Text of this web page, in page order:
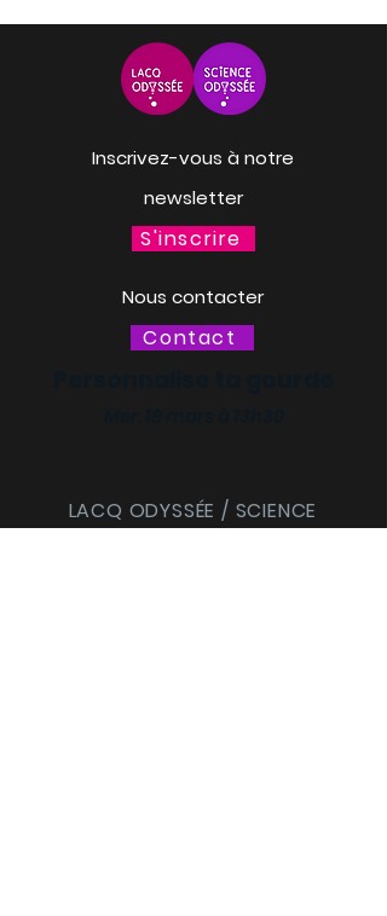
Inscrivez-vous à notre
newsletter
S'inscrire
Nous contacter
Contact
LACQ ODYSSÉE / SCIENCE